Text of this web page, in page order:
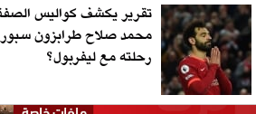
تقرير يكشف كواليس
محمد صلاح طرابزون سبور
رحلته مع ليفربول؟